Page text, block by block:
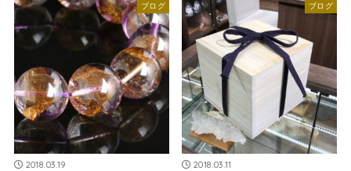
ブログ
2018.03.19
ブログ
2018.03.11